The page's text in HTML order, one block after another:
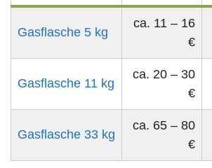
Gasflasche 5 kg
ca. 11 – 16
€
Gasflasche 11 kg
ca. 20 – 30
€
Gasflasche 33 kg
ca. 65 – 80
€